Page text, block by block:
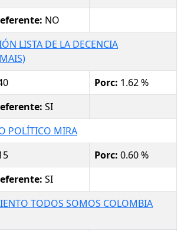
NO
LISTA DE LA DECENCIA
Porc: 1.62 %
SI
POLÍTICO MIRA
Porc: 0.60 %
SI
TODOS SOMOS COLOMBIA